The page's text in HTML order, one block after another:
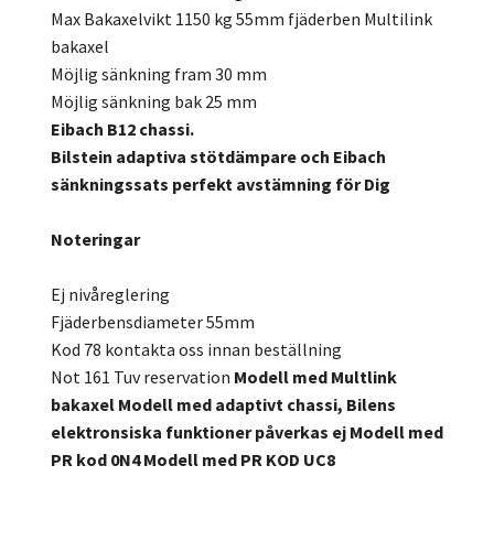
Max Bakaxelvikt 1150 kg 55mm fjäderben Multilink
bakaxel
Möjlig sänkning fram 30 mm
Möjlig sänkning bak 25 mm
Eibach B12 chassi.
Bilstein adaptiva stötdämpare och Eibach
sänkningssats perfekt avstämning för Dig
Noteringar
Ej nivåreglering
Fjäderbensdiameter 55mm
Kod 78 kontakta oss innan beställning
Not 161 Tuv reservation Modell med Multlink
bakaxel Modell med adaptivt chassi, Bilens
elektronsiska funktioner påverkas ej Modell med
PR kod 0N4Modell med PR KOD UC8